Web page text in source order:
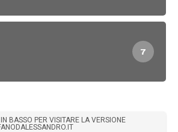
7
BASSO PER VISITARE LA VERSIONE